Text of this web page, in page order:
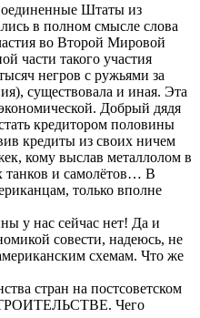
Штаты из
в полном смысле слова
во Второй Мировой
части такого участия
негров с ружьями за
существовала и иная. Эта
Добрый дядя
кредитором половины
кредиты из своих ничем
кому выслав металлолом в
танков и самолётов… В
только вполне
у нас сейчас нет! Да и
совести, надеюсь, не
схемам. Что же
стран на постсоветском
Чего